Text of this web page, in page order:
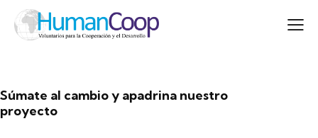
Súmate al cambio y apadrina nuestro
proyecto